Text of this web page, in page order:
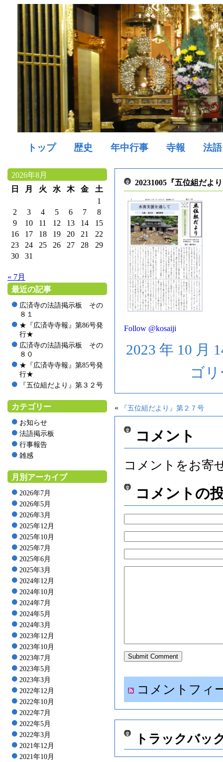
トップ 歴史 年中行事 寺報 法語
2026年8月
日
月 火 水 木 金
土
1
2
3 4 5 6 7
8
9
10 11 12 13 14
15
16
17 18 19 20 21
22
23
24 25 26 27 28
29
30
31
« 7月
最近の記事
広済寺の法語掲示板 その
８１
★『広済寺寺報』第86号発
行★
広済寺の法語掲示板 その
８０
★『広済寺寺報』第85号発
行★
『五位組だより』第３２号
カテゴリー
お知らせ
法語掲示板
行事報告
雑感
月別アーカイブ
2026年7月
2026年5月
2026年3月
2025年12月
2025年10月
2025年7月
2025年6月
2025年3月
2024年12月
2024年10月
2024年7月
2024年5月
2024年3月
2023年12月
2023年10月
2023年7月
2023年5月
2023年3月
2022年12月
2022年10月
2022年7月
2022年5月
2022年3月
2021年12月
2021年10月
20231005『五位組だよ
Follow @kosaiji
2023 年 10 月
ゴ
« 『五位組だより』第２７号
コメント
コメントをお寄
コメントの
コメントフィ
トラックバッ